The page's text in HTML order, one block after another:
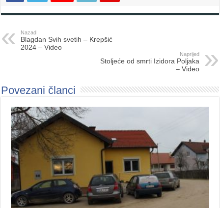
Nazad
Blagdan Svih svetih – Krepšić
2024 – Video
Naprijed
Stoljeće od smrti Izidora Poljaka
– Video
Povezani članci